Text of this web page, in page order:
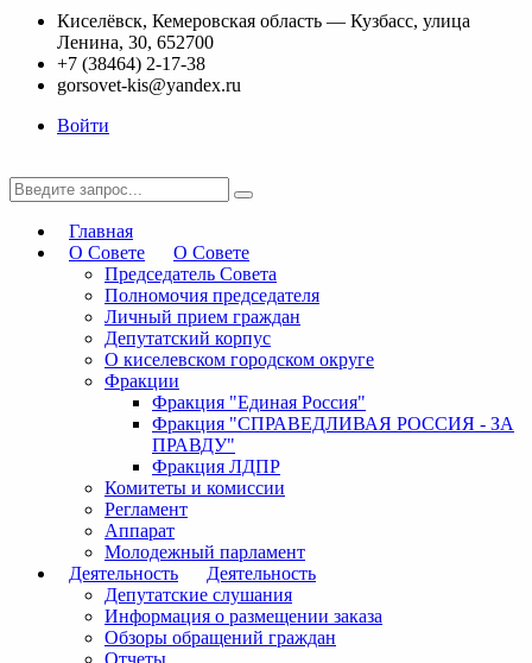
Киселёвск, Кемеровская область — Кузбасс, улица
Ленина, 30, 652700
+7 (38464) 2-17-38
gorsovet-kis@yandex.ru
Войти
Главная
О Совете
О Совете
Председатель Совета
Полномочия председателя
Личный прием граждан
Депутатский корпус
О киселевском городском округе
Фракции
Фракция "Единая Россия"
Фракция "СПРАВЕДЛИВАЯ РОССИЯ - ЗА
ПРАВДУ"
Фракция ЛДПР
Комитеты и комиссии
Регламент
Аппарат
Молодежный парламент
Деятельность
Деятельность
Депутатские слушания
Информация о размещении заказа
Обзоры обращений граждан
Отчеты